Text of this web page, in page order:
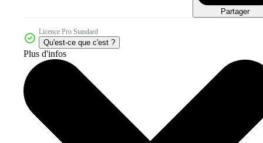
Partager
Licence Pro Standard
Qu'est-ce que c'est ?
Plus d'infos